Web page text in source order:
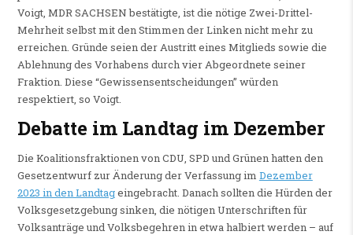
Voigt, MDR SACHSEN bestätigte, ist die nötige Zwei-Drittel-
Mehrheit selbst mit den Stimmen der Linken nicht mehr zu
erreichen. Gründe seien der Austritt eines Mitglieds sowie die
Ablehnung des Vorhabens durch vier Abgeordnete seiner
Fraktion. Diese “Gewissensentscheidungen” würden
respektiert, so Voigt.
Debatte im Landtag im Dezember
Die Koalitionsfraktionen von CDU, SPD und Grünen hatten den
Gesetzentwurf zur Änderung der Verfassung im Dezember
2023 in den Landtageingebracht. Danach sollten die Hürden der
Volksgesetzgebung sinken, die nötigen Unterschriften für
Volksanträge und Volksbegehren in etwa halbiert werden – auf